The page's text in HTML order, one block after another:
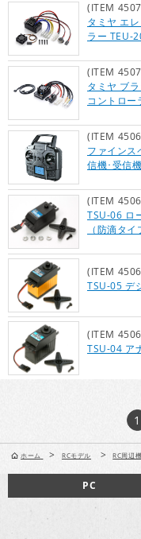
(ITEM
タミヤ エ
ラー TEU-
(ITEM
タミヤ ブ
コントロー
(ITEM
ファインス
信機･受信
(ITEM
TSU-06 ロ
（防滴タイ
(ITEM
TSU-05 デ
(ITEM
TSU-04 ア
1
ホーム > RCモデル > RC周辺
PC